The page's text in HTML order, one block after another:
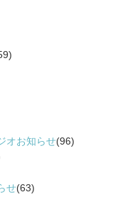
オお知らせ(96)
せ(63)